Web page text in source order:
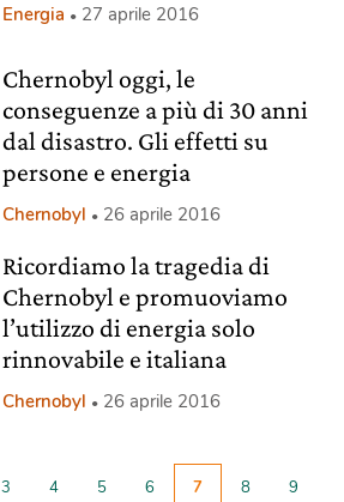
Energia 27 aprile 2016
Chernobyl oggi, le
conseguenze a più di 30 anni
dal disastro. Gli effetti su
persone e energia
Chernobyl 26 aprile 2016
Ricordiamo la tragedia di
Chernobyl e promuoviamo
l’utilizzo di energia solo
rinnovabile e italiana
Chernobyl 26 aprile 2016
3 4 5 6 7 8 9